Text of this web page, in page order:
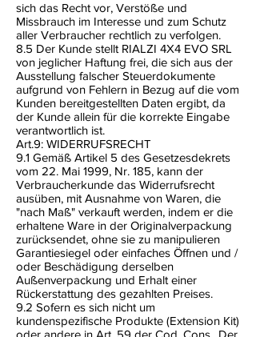
sich das Recht vor, Verstöße und
Missbrauch im Interesse und zum Schutz
aller Verbraucher rechtlich zu verfolgen.
8.5 Der Kunde stellt RIALZI 4X4 EVO SRL
von jeglicher Haftung frei, die sich aus der
Ausstellung falscher Steuerdokumente
aufgrund von Fehlern in Bezug auf die vom
Kunden bereitgestellten Daten ergibt, da
der Kunde allein für die korrekte Eingabe
verantwortlich ist.
Art.9: WIDERRUFSRECHT
9.1 Gemäß Artikel 5 des Gesetzesdekrets
vom 22. Mai 1999, Nr. 185, kann der
Verbraucherkunde das Widerrufsrecht
ausüben, mit Ausnahme von Waren, die
"nach Maß" verkauft werden, indem er die
erhaltene Ware in der Originalverpackung
zurücksendet, ohne sie zu manipulieren
Garantiesiegel oder einfaches Öffnen und /
oder Beschädigung derselben
Außenverpackung und Erhalt einer
Rückerstattung des gezahlten Preises.
9.2 Sofern es sich nicht um
kundenspezifische Produkte (Extension Kit)
oder andere in Art. 59 der Cod. Cons., Der